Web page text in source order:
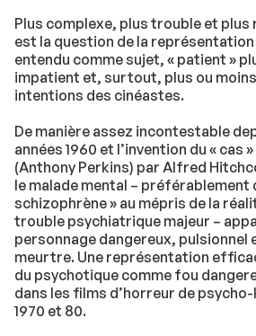
Plus complexe, plus trouble et
est la question de la
entendu comme sujet, « patient »
impatient et, surtout, plus ou
intentions des cinéastes.
De manière assez incontestable
années 1960 et l’invention du « cas
(Anthony Perkins) par Alfred
le malade mental – préférablement
schizophrène » au mépris de la
trouble psychiatrique majeur –
personnage dangereux, pulsionnel
meurtre. Une représentation
du psychotique comme fou
dans les films d’horreur de
1970 et 80.